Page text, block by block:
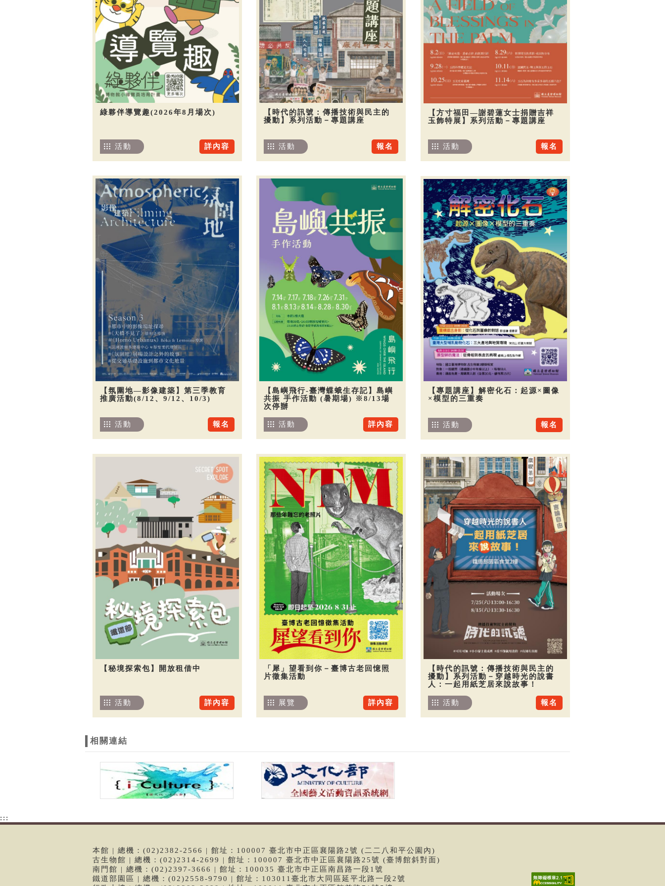
綠夥伴導覽趣(2026年8月場次)
詳內容
活動
【時代的訊號：傳播技術與民主的
擾動】系列活動－專題講座
報名
活動
【方寸福田—謝碧蓮女士捐贈吉祥
玉飾特展】系列活動－專題講座
報名
活動
【氛圍地—影像建築】第三季教育
推廣活動(8/12、9/12、10/3)
報名
活動
【島嶼飛行-臺灣蝶蛾生存記】島嶼
共振 手作活動 (暑期場) ※8/13場
次停辦
詳內容
活動
【專題講座】解密化石：起源×圖像
×模型的三重奏
報名
活動
【秘境探索包】開放租借中
詳內容
活動
「犀」望看到你－臺博古老回憶照
片徵集活動
詳內容
展覽
【時代的訊號：傳播技術與民主的
擾動】系列活動－穿越時光的說書
人：一起用紙芝居來說故事！
報名
活動
相關連結
:::
本館 | 總機：(02)2382-2566 | 館址：100007 臺北市中正區襄陽路2號 (二二八和平公園內)
古生物館 | 總機：(02)2314-2699 | 館址：100007 臺北市中正區襄陽路25號 (臺博館斜對面)
南門館 | 總機：(02)2397-3666 | 館址：100035 臺北市中正區南昌路一段1號
鐵道部園區 | 總機：(02)2558-9790 | 館址：103011臺北市大同區延平北路一段2號